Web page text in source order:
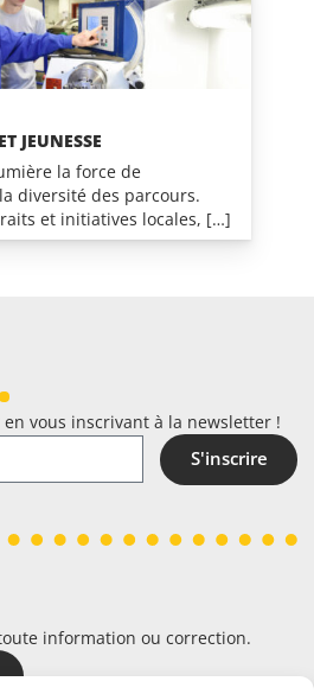
JEUNESSE
la force de
diversité des parcours.
et initiatives locales, […]
en vous inscrivant à la newsletter !
S'inscrire
information ou correction.